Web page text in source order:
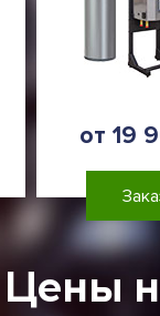
от 19
Цены